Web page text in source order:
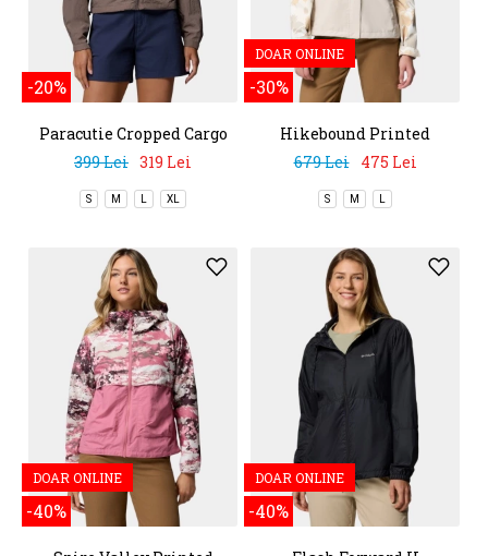
-20%
Paracutie Cropped Cargo
Windbreaker
399 Lei 319 Lei
S M L XL
DOAR ONLINE
-30%
Hikebound Printed
Jacket
679 Lei 475 Lei
S M L
DOAR ONLINE
-40%
DOAR ONLINE
-40%